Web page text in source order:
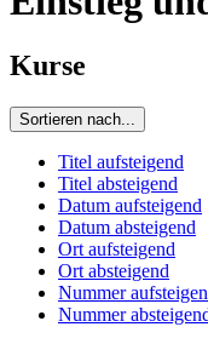
Kurse
Sortieren nach...
Titel aufsteigend
Titel absteigend
Datum aufsteigend
Datum absteigend
Ort aufsteigend
Ort absteigend
Nummer
Nummer